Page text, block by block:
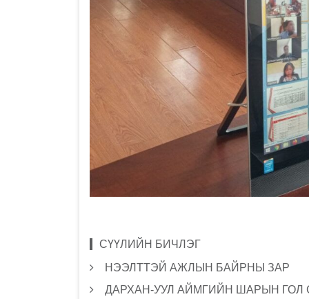
СҮҮЛИЙН БИЧЛЭГ
НЭЭЛТТЭЙ АЖЛЫН БАЙРНЫ ЗАР
ДАРХАН-УУЛ АЙМГИЙН ШАРЫН ГОЛ